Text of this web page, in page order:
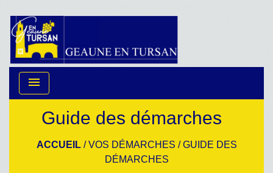
menu
Guide des démarches
ACCUEIL/VOS DÉMARCHES /GUIDE DES
DÉMARCHES